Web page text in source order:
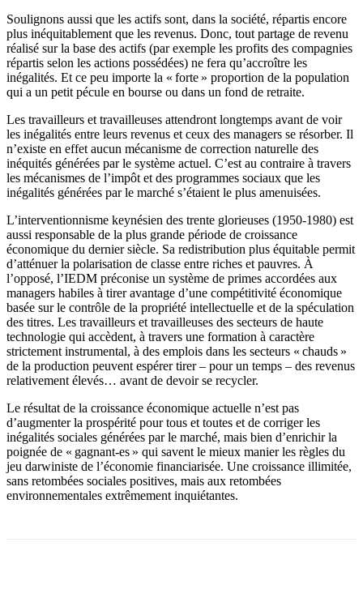
Soulignons aussi que les actifs sont, dans la société, répartis encore
plus inéquitablement que les revenus. Donc, tout partage de revenu
réalisé sur la base des actifs (par exemple les profits des compagnies
répartis selon les actions possédées) ne fera qu’accroître les
inégalités. Et ce peu importe la « forte » proportion de la population
qui a un petit pécule en bourse ou dans un fond de retraite.
Les travailleurs et travailleuses attendront longtemps avant de voir
les inégalités entre leurs revenus et ceux des managers se résorber. Il
n’existe en effet aucun mécanisme de correction naturelle des
inéquités générées par le système actuel. C’est au contraire à travers
les mécanismes de l’impôt et des programmes sociaux que les
inégalités générées par le marché s’étaient le plus amenuisées.
L’interventionnisme keynésien des trente glorieuses (1950-1980) est
aussi responsable de la plus grande période de croissance
économique du dernier siècle. Sa redistribution plus équitable permit
d’atténuer la polarisation de classe entre riches et pauvres. À
l’opposé, l’IEDM préconise un système de primes accordées aux
managers habiles à tirer avantage d’une compétitivité économique
basée sur le contrôle de la propriété intellectuelle et de la spéculation
des titres. Les travailleurs et travailleuses des secteurs de haute
technologie qui accèdent, à travers une formation à caractère
strictement instrumental, à des emplois dans les secteurs « chauds »
de la production peuvent espérer tirer – pour un temps – des revenus
relativement élevés… avant de devoir se recycler.
Le résultat de la croissance économique actuelle n’est pas
d’augmenter la prospérité pour tous et toutes et de corriger les
inégalités sociales générées par le marché, mais bien d’enrichir la
poignée de « gagnant-es » qui savent le mieux manier les règles du
jeu darwiniste de l’économie financiarisée. Une croissance illimitée,
sans retombées sociales positives, mais aux retombées
environnementales extrêmement inquiétantes.